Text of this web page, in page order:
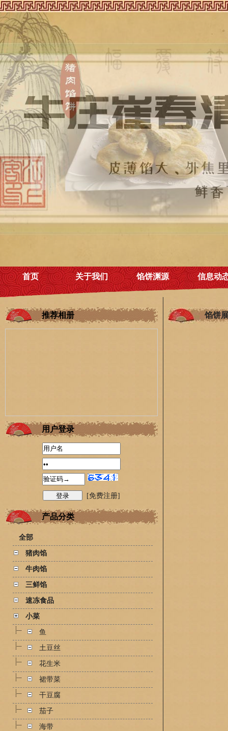
首页 关于我们 馅饼渊源 信息动
推荐相册
用户登录
[免费注册]
产品分类
全部
猪肉馅
牛肉馅
三鲜馅
速冻食品
小菜
鱼
土豆丝
花生米
裙带菜
干豆腐
茄子
海带
馅饼